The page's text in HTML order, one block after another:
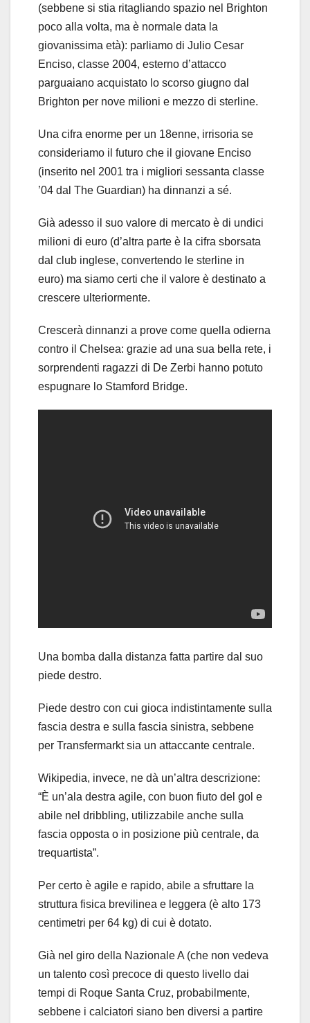
(sebbene si stia ritagliando spazio nel Brighton
poco alla volta, ma è normale data la
giovanissima età): parliamo di Julio Cesar
Enciso, classe 2004, esterno d’attacco
parguaiano acquistato lo scorso giugno dal
Brighton per nove milioni e mezzo di sterline.
Una cifra enorme per un 18enne, irrisoria se
consideriamo il futuro che il giovane Enciso
(inserito nel 2001 tra i migliori sessanta classe
’04 dal The Guardian) ha dinnanzi a sé.
Già adesso il suo valore di mercato è di undici
milioni di euro (d’altra parte è la cifra sborsata
dal club inglese, convertendo le sterline in
euro) ma siamo certi che il valore è destinato a
crescere ulteriormente.
Crescerà dinnanzi a prove come quella odierna
contro il Chelsea: grazie ad una sua bella rete, i
sorprendenti ragazzi di De Zerbi hanno potuto
espugnare lo Stamford Bridge.
Una bomba dalla distanza fatta partire dal suo
piede destro.
Piede destro con cui gioca indistintamente sulla
fascia destra e sulla fascia sinistra, sebbene
per Transfermarkt sia un attaccante centrale.
Wikipedia, invece, ne dà un’altra descrizione:
“È un’ala destra agile, con buon fiuto del gol e
abile nel dribbling, utilizzabile anche sulla
fascia opposta o in posizione più centrale, da
trequartista”.
Per certo è agile e rapido, abile a sfruttare la
struttura fisica brevilinea e leggera (è alto 173
centimetri per 64 kg) di cui è dotato.
Già nel giro della Nazionale A (che non vedeva
un talento così precoce di questo livello dai
tempi di Roque Santa Cruz, probabilmente,
sebbene i calciatori siano ben diversi a partire